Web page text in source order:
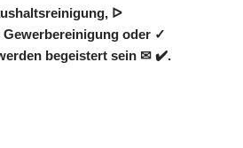
ᐅ
Gewerbereinigung oder ✓
begeistert sein ✉ ✔️.